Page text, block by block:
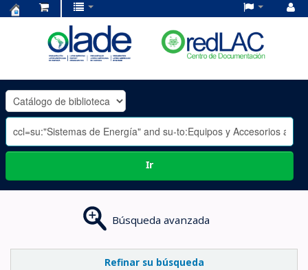
OLADE
-
Ir
Búsqueda avanzada
Refinar su búsqueda